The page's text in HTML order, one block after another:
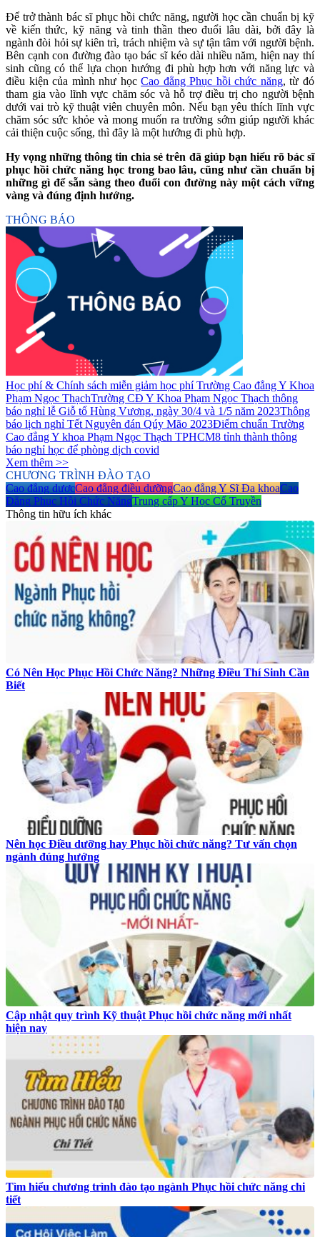
Để trở thành bác sĩ phục hồi chức năng, người học cần chuẩn bị kỹ
về kiến thức, kỹ năng và tinh thần theo đuổi lâu dài, bởi đây là
ngành đòi hỏi sự kiên trì, trách nhiệm và sự tận tâm với người bệnh.
Bên cạnh con đường đào tạo bác sĩ kéo dài nhiều năm, hiện nay thí
sinh cũng có thể lựa chọn hướng đi phù hợp hơn với năng lực và
điều kiện của mình như họcCao đẳng Phục hồi chức năng, từ đó
tham gia vào lĩnh vực chăm sóc và hỗ trợ điều trị cho người bệnh
dưới vai trò kỹ thuật viên chuyên môn. Nếu bạn yêu thích lĩnh vực
chăm sóc sức khỏe và mong muốn ra trường sớm giúp người khác
cải thiện cuộc sống, thì đây là một hướng đi phù hợp.
Hy vọng những thông tin chia sẻ trên đã giúp bạn hiểu rõ bác sĩ
phục hồi chức năng học trong bao lâu, cũng như cần chuẩn bị
những gì để sẵn sàng theo đuổi con đường này một cách vững
vàng và đúng định hướng.
THÔNG BÁO
Học phí & Chính sách miễn giảm học phí Trường Cao đẳng Y Khoa
Phạm Ngọc ThạchTrường CĐ Y Khoa Phạm Ngọc Thạch thông
báo nghỉ lễ Giỗ tổ Hùng Vương, ngày 30/4 và 1/5 năm 2023Thông
báo lịch nghỉ Tết Nguyên đán Qúy Mão 2023Điểm chuẩn Trường
Cao đẳng Y khoa Phạm Ngọc Thạch TPHCM8 tỉnh thành thông
báo nghỉ học để phòng dịch covid
Xem thêm >>
CHƯƠNG TRÌNH ĐÀO TẠO
Cao đẳng dượcCao đẳng điều dưỡngCao đẳng Y Sĩ Đa khoaCao
Đẳng Phục Hồi Chức NăngTrung cấp Y Học Cổ Truyền
Thông tin hữu ích khác
Có Nên Học Phục Hồi Chức Năng? Những Điều Thí Sinh Cần
Biết
Nên học Điều dưỡng hay Phục hồi chức năng? Tư vấn chọn
ngành đúng hướng
Cập nhật quy trình Kỹ thuật Phục hồi chức năng mới nhất
hiện nay
Tìm hiểu chương trình đào tạo ngành Phục hồi chức năng chi
tiết